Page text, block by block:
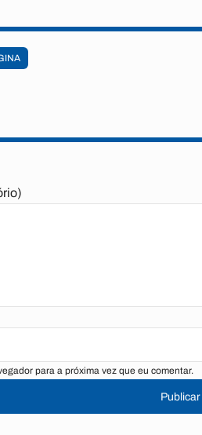
para a próxima vez que eu comentar.